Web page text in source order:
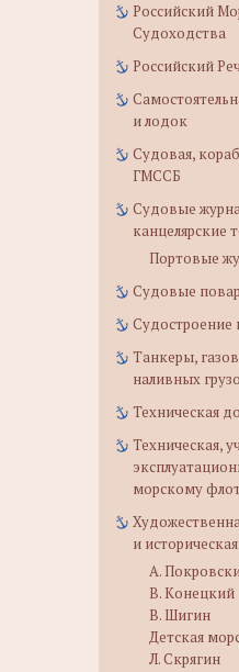
Российский
Судоходства
Российский
и лодок
Судовая,
ГМССБ
Судовые
канцелярские
Портовые
Судовые
Судостроение
Танкеры,
наливных
Техническая
Техническая,
морскому
и историческая
А.
В. Конецкий
В. Шигин
Детская
Л. Скрягин